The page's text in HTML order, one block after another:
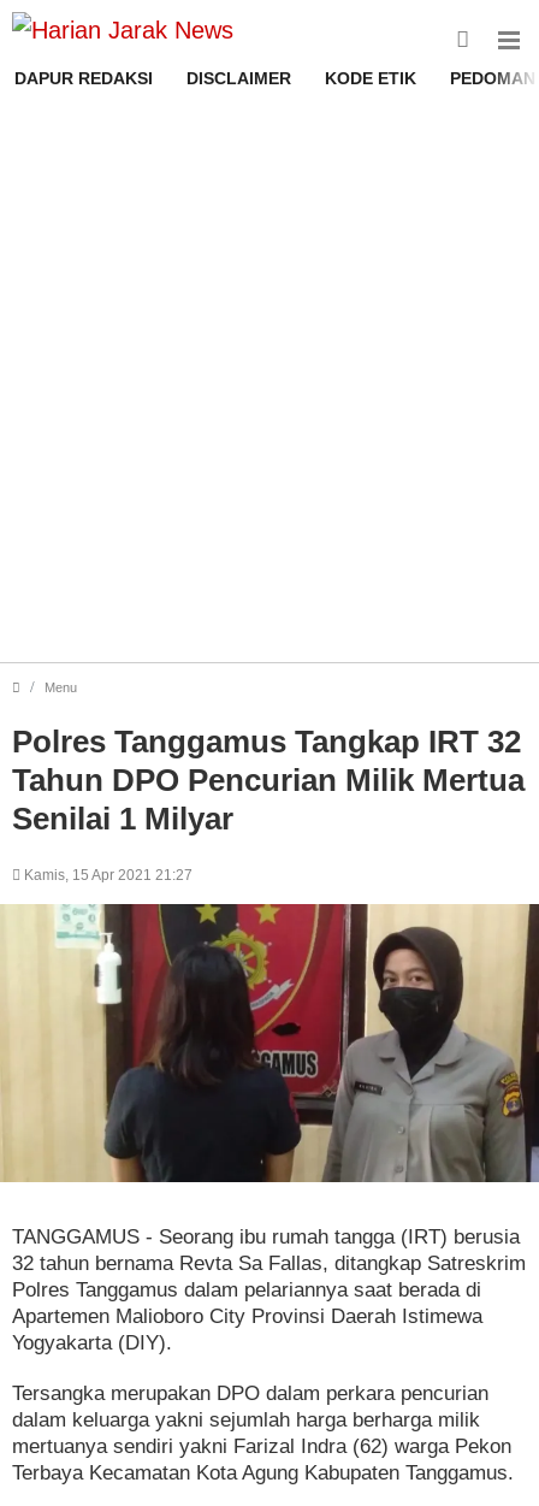
DAPUR REDAKSI DISCLAIMER KODE ETIK
Menu
Polres Tanggamus Tangkap IRT 32
Tahun DPO Pencurian Milik Mertua
Senilai 1 Milyar
Kamis, 15 Apr 2021 21:27
TANGGAMUS - Seorang ibu rumah tangga (IRT) berusia
32 tahun bernama Revta Sa Fallas, ditangkap Satreskrim
Polres Tanggamus dalam pelariannya saat berada di
Apartemen Malioboro City Provinsi Daerah Istimewa
Yogyakarta (DIY).
Tersangka merupakan DPO dalam perkara pencurian
dalam keluarga yakni sejumlah harga berharga milik
mertuanya sendiri yakni Farizal Indra (62) warga Pekon
Terbaya Kecamatan Kota Agung Kabupaten Tanggamus.